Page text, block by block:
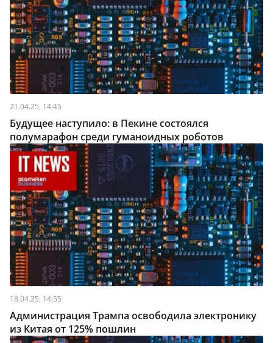
21.04.25, 14:45
Будущее наступило: в Пекине состоялся
полумарафон среди гуманоидных роботов
18.04.25, 14:55
Администрация Трампа освободила электронику
из Китая от 125% пошлин